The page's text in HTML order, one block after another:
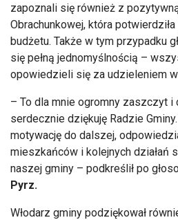
zapoznali się również z
Obrachunkowej, która
budżetu. Także w tym przypadku
się pełną jednomyślnością –
opowiedzieli się za udzieleniem
– To dla mnie ogromny zaszczyt i
serdecznie dziękuję Radzie
motywację do dalszej,
mieszkańców i kolejnych działań
naszej gminy – podkreślił po
Pyrz.
Włodarz gminy podziękował